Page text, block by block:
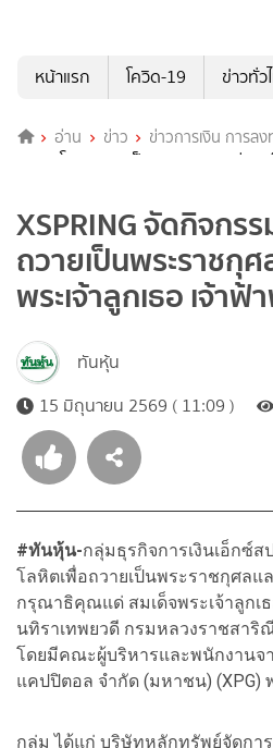
หน้าแรก
โควิด-19 ข่าวทั่ว
อ่าน ข่าว ข่าวการเงิน การล
บริจาคโลหิตถวายเป็นพระราชกุศลแด่ สมเ
XSPRING จัดกิจกร
ถวายเป็นพระราชกุ
พระเจ้าลูกเธอ เจ้า
ทันหุ้น
15 มิถุนายน 2569 ( 11:09 )
#ทันหุ้น-กลุ่มธุรกิจการเงินเอ็กซ์
โลหิตเพื่อถวายเป็นพระราชกุศล
กรุณาธิคุณแด่ สมเด็จพระเจ้าลูกเ
นทิราเทพยวดี กรมหลวงราชสา
โดยมีคณะผู้บริหารและพนักงานจ
แคปปิตอล จำกัด (มหาชน) (XPG)
กลุ่ม ได้แก่ บริษัทหลักทรัพย์จัดกา